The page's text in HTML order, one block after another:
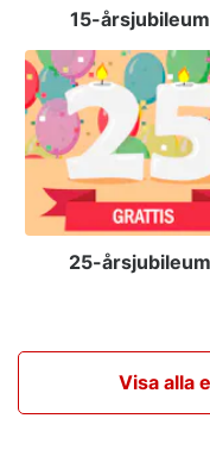
15-årsjubileum
25-årsjubileum
Visa alla